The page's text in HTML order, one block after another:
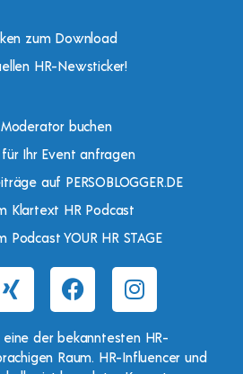
zum Download
HR-Newsticker!
buchen
Ihr Event anfragen
auf PERSOBLOGGER.DE
Klartext HR Podcast
Podcast YOUR HR STAGE
eine der bekanntesten HR-
Raum. HR-Influencer und